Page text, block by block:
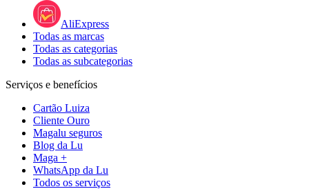
AliExpress
Todas as marcas
Todas as categorias
Todas as subcategorias
Serviços e benefícios
Cartão Luiza
Cliente Ouro
Magalu seguros
Blog da Lu
Maga +
WhatsApp da Lu
Todos os serviços